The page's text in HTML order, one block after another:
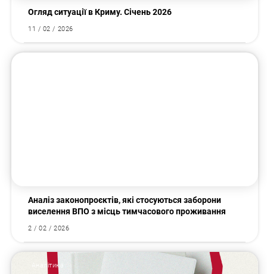
Огляд ситуації в Криму. Січень 2026
11 / 02 / 2026
Аналіз законопроєктів, які стосуються заборони
виселення ВПО з місць тимчасового проживання
2 / 02 / 2026
Аналітика